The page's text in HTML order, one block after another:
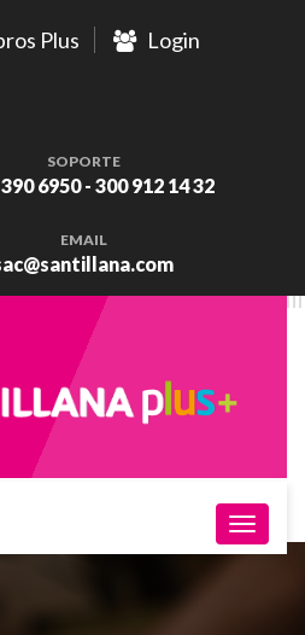
Plus Login
SOPORTE
6950 - 300 912 14 32
EMAIL